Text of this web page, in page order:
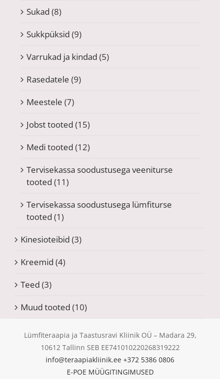
Sukad (8)
Sukkpüksid (9)
Varrukad ja kindad (5)
Rasedatele (9)
Meestele (7)
Jobst tooted (15)
Medi tooted (12)
Tervisekassa soodustusega veeniturse
tooted (11)
Tervisekassa soodustusega lümfiturse
tooted (1)
Kinesioteibid (3)
Kreemid (4)
Teed (3)
Muud tooted (10)
Lümfiteraapia ja Taastusravi Kliinik OÜ – Madara 29,
10612 Tallinn SEB EE741010220268319222
info@teraapiakliinik.ee +372 5386 0806
E-POE MÜÜGITINGIMUSED